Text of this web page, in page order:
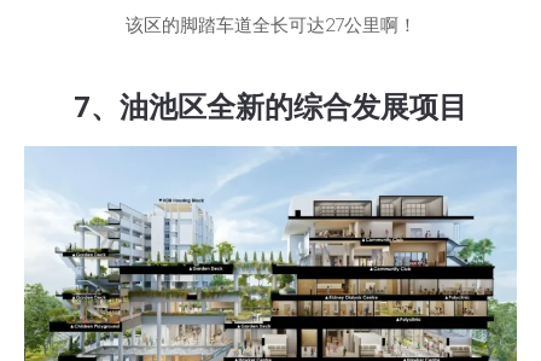
该区的脚踏车道全长可达27公里啊！
7、油池区全新的综合发展项目